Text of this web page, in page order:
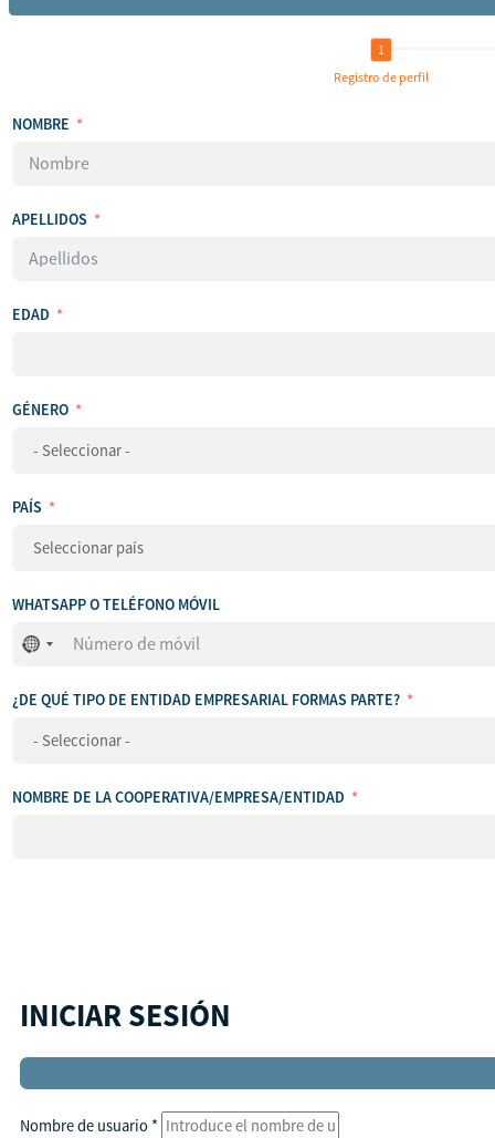
Registro de perfil
NOMBRE
APELLIDOS
EDAD
GÉNERO
PAÍS
WHATSAPP O TELÉFONO MÓVIL
No
ha
seleccionado
ningún
¿DE QUÉ TIPO DE ENTIDAD EMPRESARIAL FORMAS PARTE?
NOMBRE DE LA COOPERATIVA/EMPRESA/ENTIDAD
INICIAR SESIÓN
Nombre de usuario *